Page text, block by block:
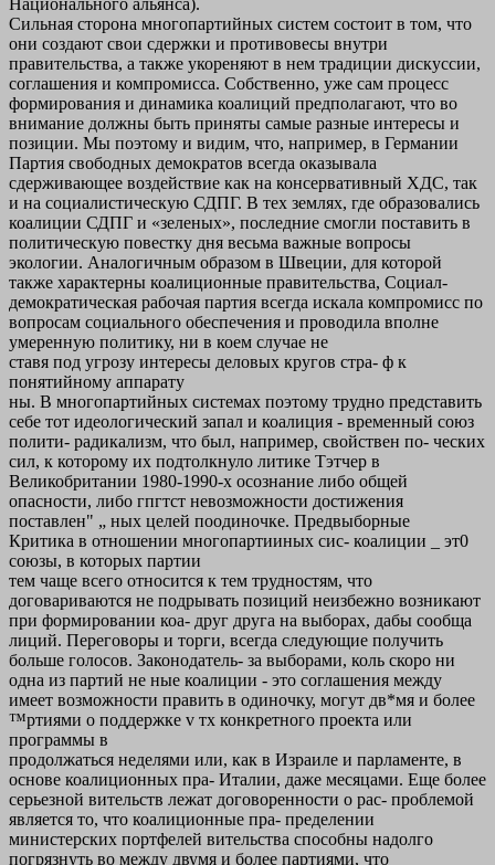
Национального альянса).
Сильная сторона многопартийных систем состоит в том, что
они создают свои сдержки и противовесы внутри
правительства, а также укореняют в нем традиции дискуссии,
соглашения и компромисса. Собственно, уже сам процесс
формирования и динамика коалиций предполагают, что во
внимание должны быть приняты самые разные интересы и
позиции. Мы поэтому и видим, что, например, в Германии
Партия свободных демократов всегда оказывала
сдерживающее воздействие как на консервативный ХДС, так
и на социалистическую СДПГ. В тех землях, где образовались
коалиции СДПГ и «зеленых», последние смогли поставить в
политическую повестку дня весьма важные вопросы
экологии. Аналогичным образом в Швеции, для которой
также характерны коалиционные правительства, Социал-
демократическая рабочая партия всегда искала компромисс по
вопросам социального обеспечения и проводила вполне
умеренную политику, ни в коем случае не
ставя под угрозу интересы деловых кругов стра- ф к
понятийному аппарату
ны. В многопартийных системах поэтому трудно представить
себе тот идеологический запал и коалиция - временный союз
полити- радикализм, что был, например, свойствен по- ческих
сил, к которому их подтолкнуло литике Тэтчер в
Великобритании 1980-1990-х осознание либо общей
опасности, либо гпгтст невозможности достижения
поставлен" „ ных целей поодиночке. Предвыборные
Критика в отношении многопартииных сис- коалиции _ эт0
союзы, в которых партии
тем чаще всего относится к тем трудностям, что
договариваются не подрывать позиций неизбежно возникают
при формировании коа- друг друга на выборах, дабы сообща
лиций. Переговоры и торги, всегда следующие получить
больше голосов. Законодатель- за выборами, коль скоро ни
одна из партий не ные коалиции - это соглашения между
имеет возможности править в одиночку, могут дв*мя и более
™ртиями о поддержке v тх конкретного проекта или
программы в
продолжаться неделями или, как в Израиле и парламенте, в
основе коалиционных пра- Италии, даже месяцами. Еще более
серьезной вительств лежат договоренности о рас- проблемой
является то, что коалиционные пра- пределении
министерских портфелей вительства способны надолго
погрязнуть во между двумя и более партиями, что